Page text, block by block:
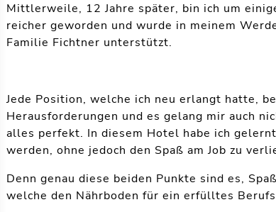
Mittlerweile, 12 Jahre später, bin ich um
reicher geworden und wurde in meinem
Familie Fichtner unterstützt.
Jede Position, welche ich neu erlangt hatte,
Herausforderungen und es gelang mir auch
alles perfekt. In diesem Hotel habe ich gelernt
werden, ohne jedoch den Spaß am Job zu
Denn genau diese beiden Punkte sind es,
welche den Nährboden für ein erfülltes